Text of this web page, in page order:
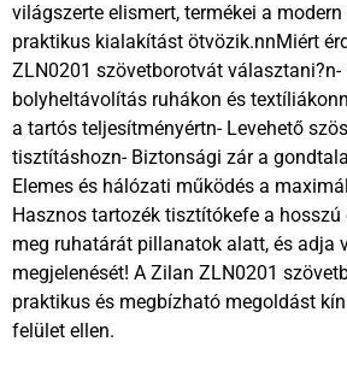
világszerte elismert, termékei a
praktikus kialakítást ötvözik.nnMiért
ZLN0201 szövetborotvát választani?n-
bolyheltávolítás ruhákon és
a tartós teljesítményértn- Levehető
tisztításhozn- Biztonsági zár a
Elemes és hálózati működés a
Hasznos tartozék tisztítókefe a
meg ruhatárát pillanatok alatt, és adja
megjelenését! A Zilan ZLN0201
praktikus és megbízható megoldást
felület ellen.